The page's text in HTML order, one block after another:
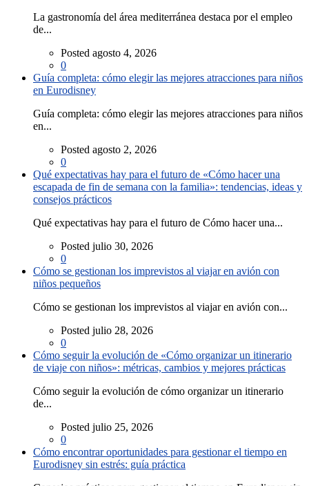
La gastronomía del área mediterránea destaca por el empleo
de...
Posted agosto 4, 2026
0
Guía completa: cómo elegir las mejores atracciones para niños
en Eurodisney
Guía completa: cómo elegir las mejores atracciones para niños
en...
Posted agosto 2, 2026
0
Qué expectativas hay para el futuro de «Cómo hacer una
escapada de fin de semana con la familia»: tendencias, ideas y
consejos prácticos
Qué expectativas hay para el futuro de Cómo hacer una...
Posted julio 30, 2026
0
Cómo se gestionan los imprevistos al viajar en avión con
niños pequeños
Cómo se gestionan los imprevistos al viajar en avión con...
Posted julio 28, 2026
0
Cómo seguir la evolución de «Cómo organizar un itinerario
de viaje con niños»: métricas, cambios y mejores prácticas
Cómo seguir la evolución de cómo organizar un itinerario
de...
Posted julio 25, 2026
0
Cómo encontrar oportunidades para gestionar el tiempo en
Eurodisney sin estrés: guía práctica